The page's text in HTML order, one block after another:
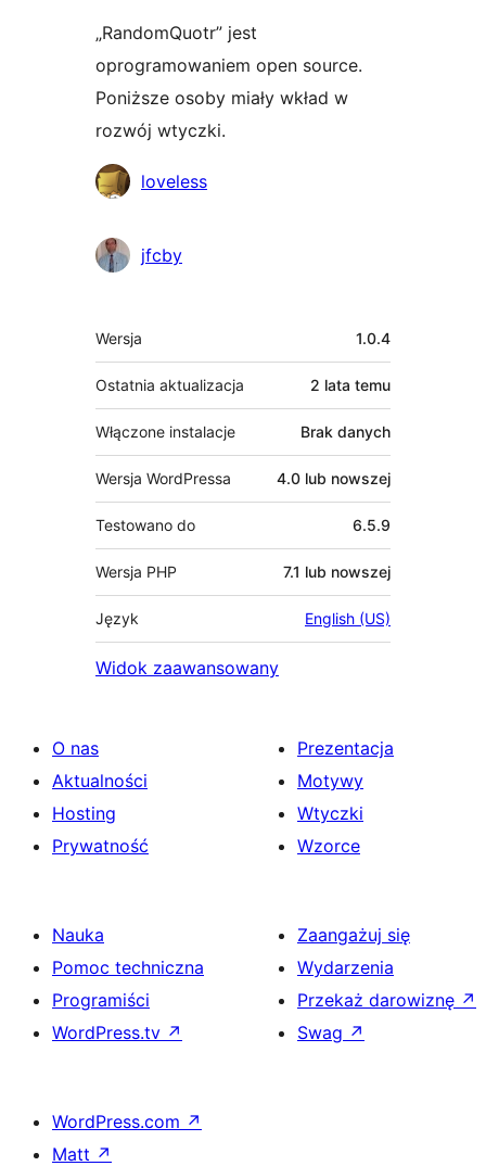
„RandomQuotr” jest
oprogramowaniem open source.
Poniższe osoby miały wkład w
rozwój wtyczki.
Zaangażowani
loveless
jfcby
Meta
Wersja 1.0.4
Ostatnia aktualizacja 2 lata temu
Włączone instalacje Brak danych
Wersja WordPressa 4.0 lub nowszej
Testowano do 6.5.9
Wersja PHP 7.1 lub nowszej
Język English (US)
Widok zaawansowany
O nas
Aktualności
Hosting
Prywatność
Prezentacja
Motywy
Wtyczki
Wzorce
Nauka
Pomoc techniczna
Programiści
WordPress.tv ↗
Zaangażuj się
Wydarzenia
Przekaż darowiznę ↗
Swag ↗
WordPress.com ↗
Matt ↗